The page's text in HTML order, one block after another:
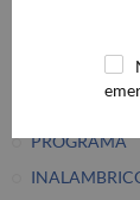
HITESTER
PROGRAMA